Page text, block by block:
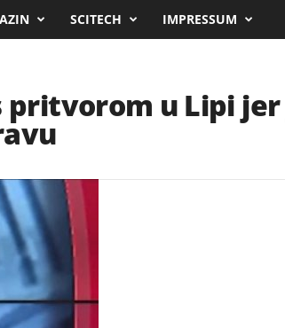
SCITECH IMPRESSUM
pritvorom u Lipi jer